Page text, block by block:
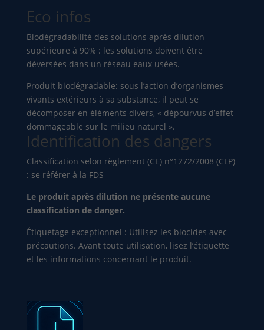
Eco infos
Biodégradabilité des solutions après dilution
supérieure à 90% : les solutions doivent être
déversées dans un réseau eaux usées.
Produit biodégradable: sous l’action d’organismes
vivants extérieurs à sa substance, il peut se
décomposer en éléments divers, « dépourvus d’effet
dommageable sur le milieu naturel ».
Identification des dangers
Classification selon règlement (CE) n°1272/2008 (CLP)
: se référer à la FDS
Le produit après dilution ne présente aucune
classification de danger.
Étiquetage exceptionnel : Utilisez les biocides avec
précautions. Avant toute utilisation, lisez l’étiquette
et les informations concernant le produit.